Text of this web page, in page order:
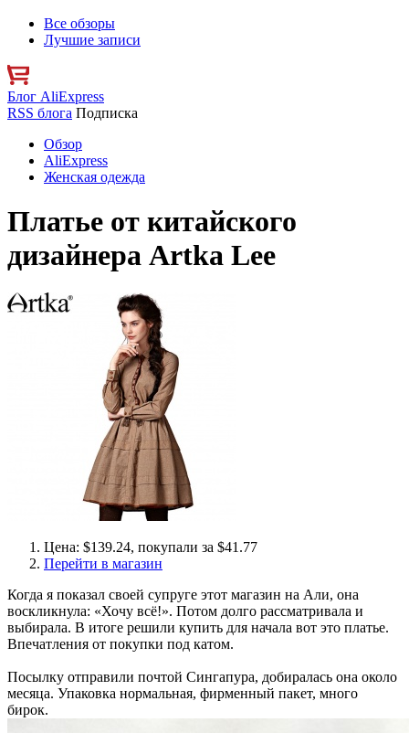
Все обзоры
Лучшие записи
Блог AliExpress
RSS блога Подписка
Обзор
AliExpress
Женская одежда
Платье от китайского
дизайнера Artka Lee
Цена: $139.24, покупали за $41.77
Перейти в магазин
Когда я показал своей супруге этот магазин на Али, она
воскликнула: «Хочу всё!». Потом долго рассматривала и
выбирала. В итоге решили купить для начала вот это платье.
Впечатления от покупки под катом.
Посылку отправили почтой Сингапура, добиралась она около
месяца. Упаковка нормальная, фирменный пакет, много
бирок.